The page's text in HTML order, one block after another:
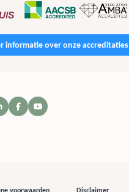
informatie over onze accreditaties